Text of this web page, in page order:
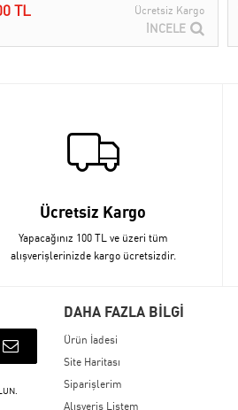
TL Ücretsiz Kargo
İNCELE
Ücretsiz Kargo
Yapacağınız 100 TL ve üzeri tüm
alışverişlerinizde kargo ücretsizdir.
DAHA FAZLA BİLGİ
Ürün İadesi
Site Haritası
Siparişlerim
Alışveriş Listem